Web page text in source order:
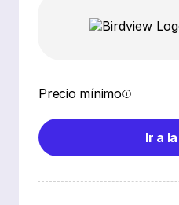
Precio mínimo
Ir a